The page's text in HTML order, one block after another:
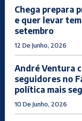
Chega prepara
e quer levar
setembro
12 De Junho, 2026
André Ventura
seguidores no
política mais
10 De Junho, 2026